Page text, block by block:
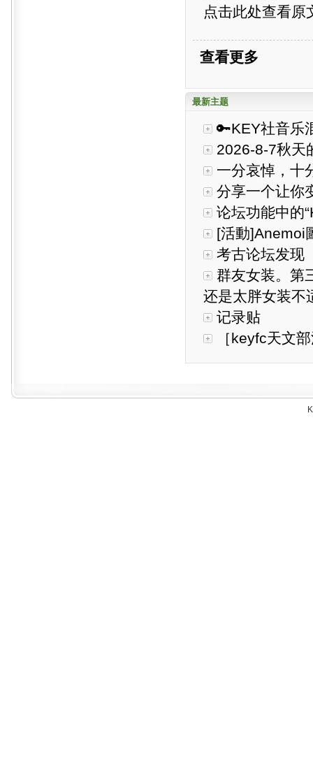
点击此处查看原
查看更多
最新主题
🔑KEY社音乐
2026-8-7秋天
一分哀悼，十
分享一个让你
论坛功能中的
[活動]Anemoi
考古论坛发现
群友女装。
还是太胖女装不
记录贴
［keyfc天文